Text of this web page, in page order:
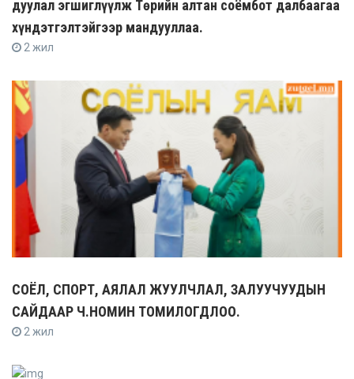
дуулал эгшиглүүлж Төрийн алтан соёмбот далбаагаа
хүндэтгэлтэйгээр мандууллаа.
2 жил
СОЁЛ, СПОРТ, АЯЛАЛ ЖУУЛЧЛАЛ, ЗАЛУУЧУУДЫН
САЙДААР Ч.НОМИН ТОМИЛОГДЛОО.
2 жил